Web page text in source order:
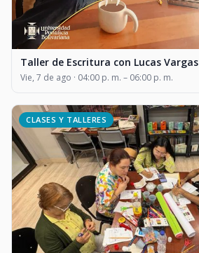
Taller de Escritura con Lucas Vargas
Vie, 7 de ago · 04:00 p. m. – 06:00 p. m.
CLASES Y TALLERES